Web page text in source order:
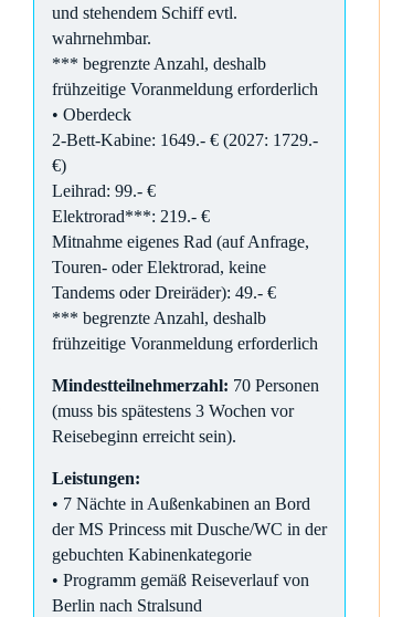
und stehendem Schiff evtl.
wahrnehmbar.
*** begrenzte Anzahl, deshalb
frühzeitige Voranmeldung erforderlich
• Oberdeck
2-Bett-Kabine: 1649.- € (2027: 1729.-
€)
Leihrad: 99.- €
Elektrorad***: 219.- €
Mitnahme eigenes Rad (auf Anfrage,
Touren- oder Elektrorad, keine
Tandems oder Dreiräder): 49.- €
*** begrenzte Anzahl, deshalb
frühzeitige Voranmeldung erforderlich
Mindestteilnehmerzahl: 70 Personen
(muss bis spätestens 3 Wochen vor
Reisebeginn erreicht sein).
Leistungen:
• 7 Nächte in Außenkabinen an Bord
der MS Princess mit Dusche/WC in der
gebuchten Kabinenkategorie
• Programm gemäß Reiseverlauf von
Berlin nach Stralsund